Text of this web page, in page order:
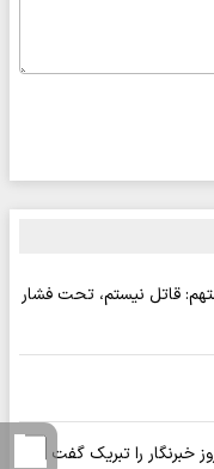
قاتل نیستم، تحت فشار
خبرنگار را تبریک گفت